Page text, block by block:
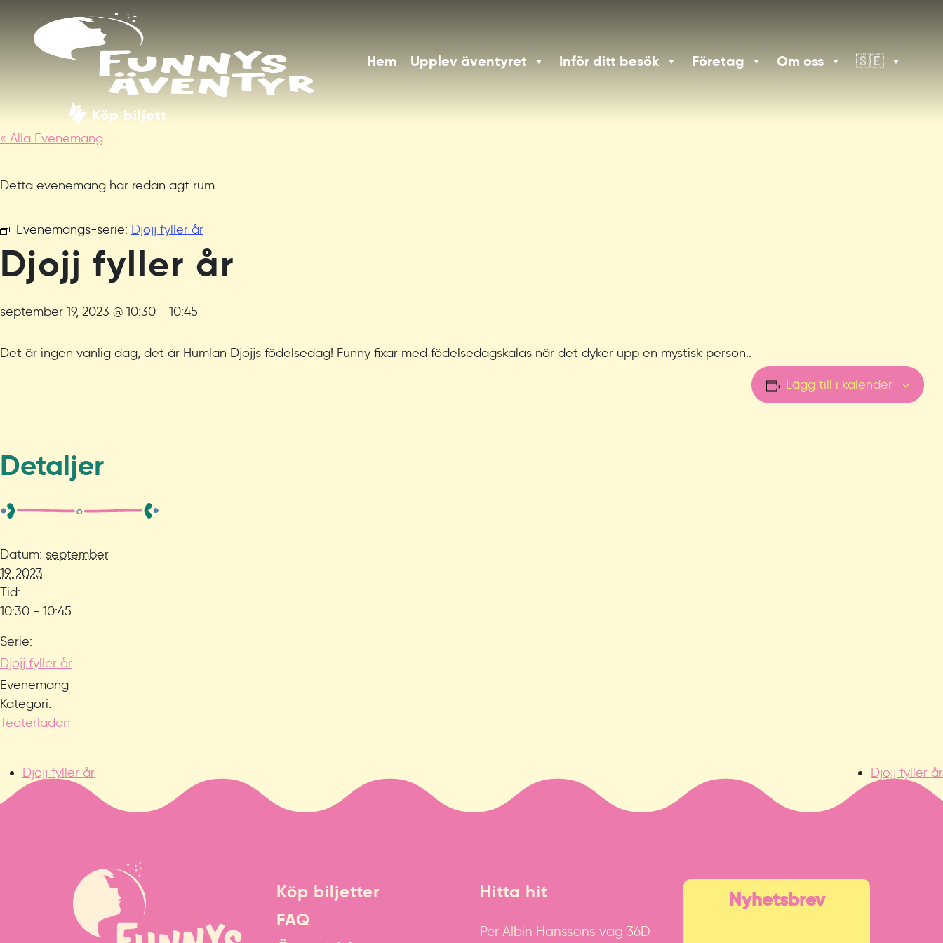
Köp biljett
Hem Upplev äventyret Inför ditt besök Företag Om oss 🇸🇪
« Alla Evenemang
Detta evenemang har redan ägt rum.
Evenemangs-serie: Djojj fyller år
Djojj fyller år
september 19, 2023 @ 10:30 - 10:45
Det är ingen vanlig dag, det är Humlan Djojjs födelsedag! Funny fixar med födelsedagskalas när det dyker upp en mystisk person..
Lägg till i kalender
Detaljer
Datum: september
19, 2023
Tid:
10:30 - 10:45
Serie:
Djojj fyller år
Evenemang
Kategori:
Teaterladan
Djojj fyller år Djojj fyller år
Köp biljetter
FAQ
Hitta hit
Per Albin Hanssons väg 36D
Nyhetsbrev